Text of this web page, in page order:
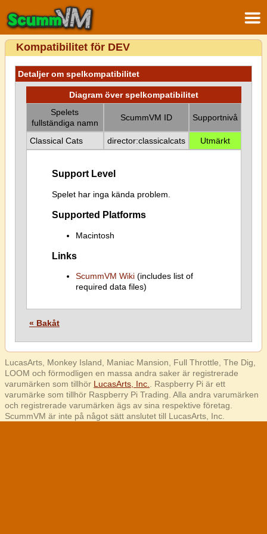
Kompatibilitet för DEV
Detaljer om spelkompatibilitet
Diagram över spelkompatibilitet
Spelets
fullständiga namn
ScummVM ID Supportnivå
Classical Cats director:classicalcats Utmärkt
Support Level
Spelet har inga kända problem.
Supported Platforms
Macintosh
Links
ScummVM Wiki(includes list of
required data files)
« Bakåt
LucasArts, Monkey Island, Maniac Mansion, Full Throttle, The Dig,
LOOM och förmodligen en massa andra saker är registrerade
varumärken som tillhör LucasArts, Inc.
. Raspberry Pi är ett
varumärke som tillhör Raspberry Pi Trading. Alla andra varumärken
och registrerade varumärken ägs av sina respektive företag.
ScummVM är inte på något sätt anslutet till LucasArts, Inc.